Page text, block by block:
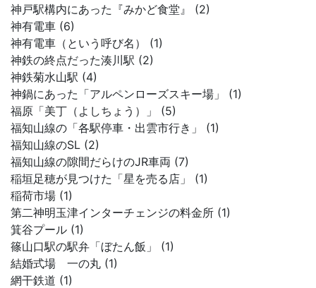
神戸駅構内にあった『みかど食堂』 (2)
神有電車 (6)
神有電車（という呼び名） (1)
神鉄の終点だった湊川駅 (2)
神鉄菊水山駅 (4)
神鍋にあった「アルペンローズスキー場」 (1)
福原「美丁（よしちょう）」 (5)
福知山線の「各駅停車・出雲市行き」 (1)
福知山線のSL (2)
福知山線の隙間だらけのJR車両 (7)
稲垣足穂が見つけた「星を売る店」 (1)
稲荷市場 (1)
第二神明玉津インターチェンジの料金所 (1)
箕谷プール (1)
篠山口駅の駅弁「ぼたん飯」 (1)
結婚式場 一の丸 (1)
網干鉄道 (1)